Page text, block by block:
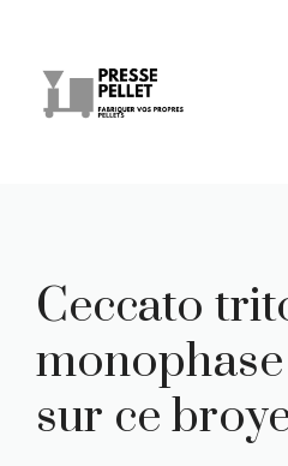
contenu
Ceccato
sur ce